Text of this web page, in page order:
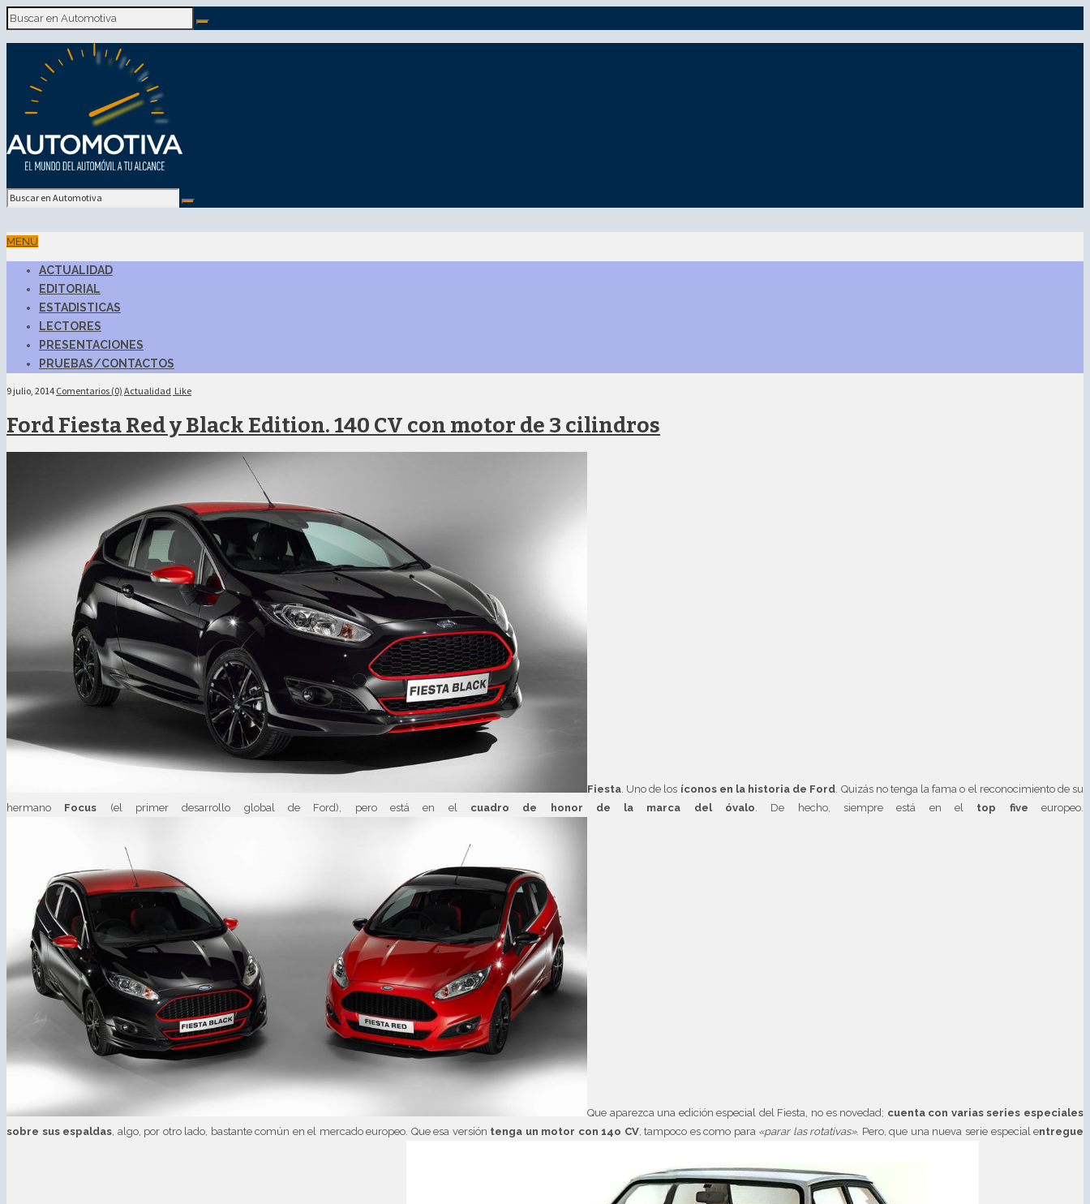
MENU
ACTUALIDAD
EDITORIAL
ESTADISTICAS
LECTORES
PRESENTACIONES
PRUEBAS/CONTACTOS
9 julio, 2014 Comentarios (0) Actualidad Like
Ford Fiesta Red y Black Edition. 140 CV con motor de 3 cilindros
Fiesta . Uno de los íconos en la historia de Ford . Quizás no tenga la fama o el reconocimiento de su
hermano Focus (el primer desarrollo global de Ford), pero está en el cuadro de honor de la marca del óvalo . De hecho, siempre está en el top five europeo.
Que aparezca una edición especial del Fiesta, no es novedad; cuenta con varias series especiales
sobre sus espaldas , algo, por otro lado, bastante común en el mercado europeo. Que esa versión tenga un motor con 14o CV, tampoco es como para «parar las rotativas». Pero, que una nueva serie especial entregue